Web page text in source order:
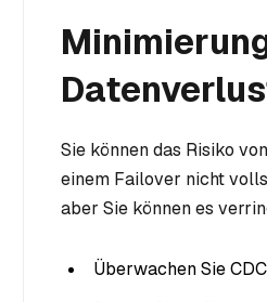
Sie können das Risiko
einem Failover nicht
aber Sie können es
Überwachen Sie